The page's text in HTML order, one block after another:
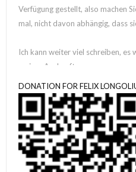
Verfügung gestellt, also machen
mal, nicht davon abhängig, dass
Ich kann weiter viel schreiben,
meiner Auskunft.
"kognitiver Nebel", soll ich?
ich glaube das war nach der
beglückwünsche habe, also, ich
ich ja nun.
Können Sie es bitte selbst in
DONATION FOR FELIX